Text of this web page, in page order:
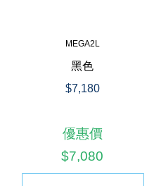
MEGA2L
黑色
$7,180
優惠價
$7,080